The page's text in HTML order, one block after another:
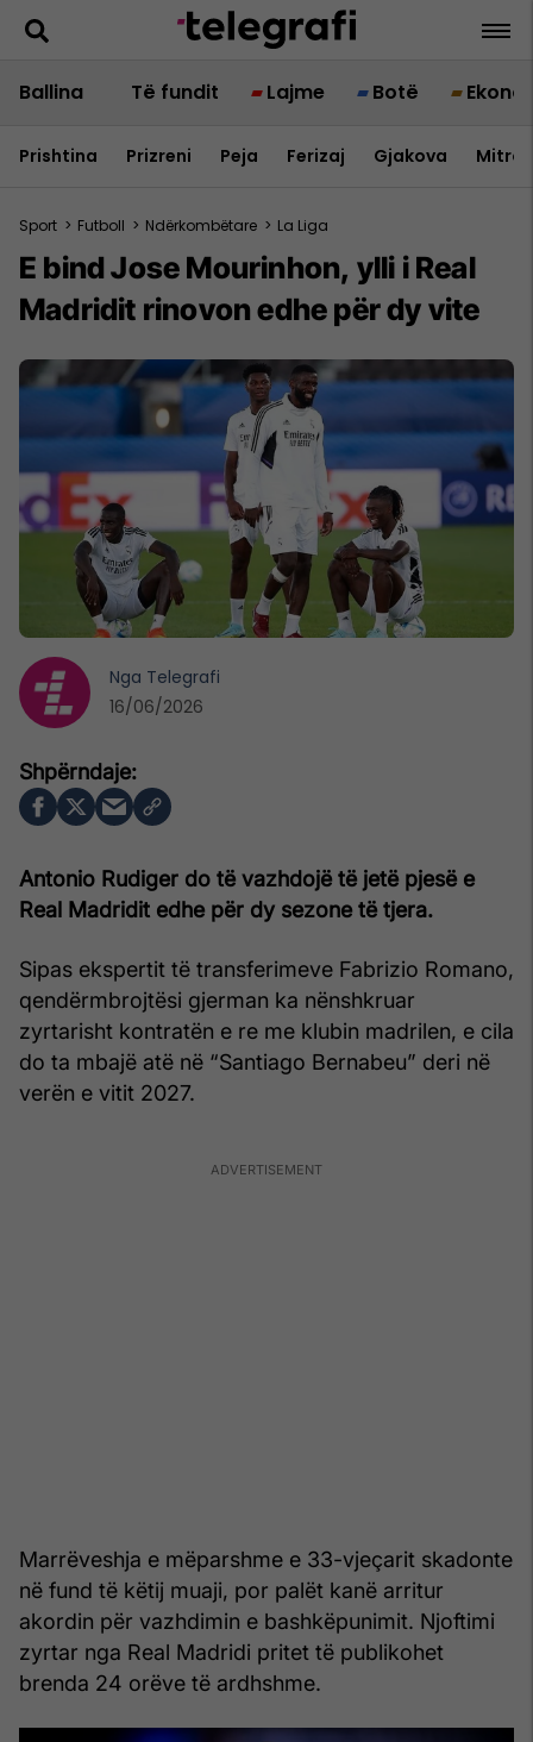
Ballina Të fundit Lajme Botë
Prishtina Prizreni Peja Ferizaj Gjakova
Sport > Futboll > Ndërkombëtare > La Liga
E bind Jose Mourinhon, ylli i Real
Madridit rinovon edhe për dy vite
Antonio Rudiger do të vazhdojë të jetë pjesë e
Real Madridit edhe për dy sezone të tjera.
Sipas ekspertit të transferimeve Fabrizio Romano,
qendërmbrojtësi gjerman ka nënshkruar
zyrtarisht kontratën e re me klubin madrilen, e cila
do ta mbajë atë në “Santiago Bernabeu” deri në
verën e vitit 2027.
Marrëveshja e mëparshme e 33-vjeçarit skadonte
në fund të këtij muaji, por palët kanë arritur
akordin për vazhdimin e bashkëpunimit. Njoftimi
zyrtar nga Real Madridi pritet të publikohet
brenda 24 orëve të ardhshme.
Nga Telegrafi
16/06/2026